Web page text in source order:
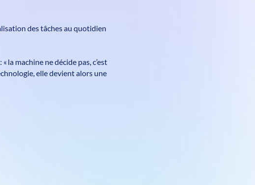
des tâches au quotidien
« la machine ne décide pas, c’est
elle devient alors une